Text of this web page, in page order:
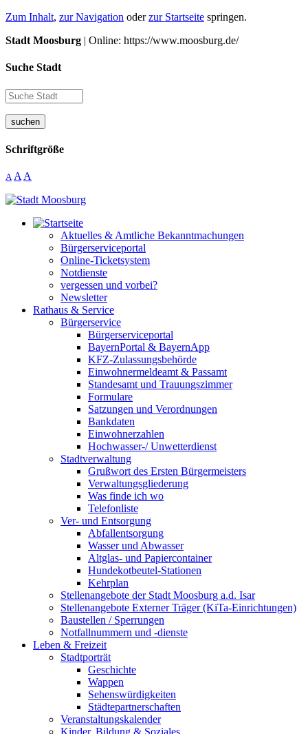
Zum Inhalt, zur Navigation oderzur Startseite springen.
Stadt Moosburg | Online: https://www.moosburg.de/
Suche Stadt
suchen
Schriftgröße
A A A
Aktuelles & Amtliche Bekanntmachungen
Bürgerserviceportal
Online-Ticketsystem
Notdienste
vergessen und vorbei?
Newsletter
Rathaus & Service
Bürgerservice
Bürgerserviceportal
BayernPortal & BayernApp
KFZ-Zulassungsbehörde
Einwohnermeldeamt & Passamt
Standesamt und Trauungszimmer
Formulare
Satzungen und Verordnungen
Bankdaten
Einwohnerzahlen
Hochwasser-/ Unwetterdienst
Stadtverwaltung
Grußwort des Ersten Bürgermeisters
Verwaltungsgliederung
Was finde ich wo
Telefonliste
Ver- und Entsorgung
Abfallentsorgung
Wasser und Abwasser
Altglas- und Papiercontainer
Hundekotbeutel-Stationen
Kehrplan
Stellenangebote der Stadt Moosburg a.d. Isar
Stellenangebote Externer Träger (KiTa-Einrichtungen)
Baustellen / Sperrungen
Notfallnummern und -dienste
Leben & Freizeit
Stadtporträt
Geschichte
Wappen
Sehenswürdigkeiten
Städtepartnerschaften
Veranstaltungskalender
Kinder, Bildung & Soziales